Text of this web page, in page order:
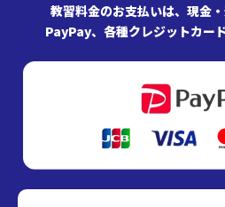
教習料金のお支払いは、現金・
PayPay、各種クレジットカー